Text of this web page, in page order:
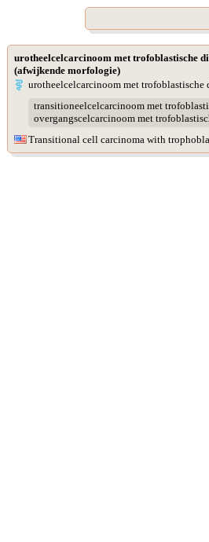
urotheelcelcarcinoom met trofoblastische
(afwijkende morfologie)
urotheelcelcarcinoom met trofoblastische
transitioneelcelcarcinoom met
overgangscelcarcinoom met
Transitional cell carcinoma with